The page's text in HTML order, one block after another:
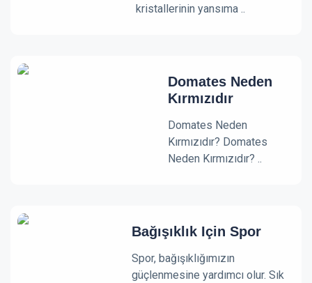
kristallerinin yansıma ..
Domates Neden
Kırmızıdır
Domates Neden
Kırmızıdır? Domates
Neden Kırmızıdır? ..
Bağışıklık Için Spor
Spor, bağışıklığımızın
güçlenmesine yardımcı olur. Sık